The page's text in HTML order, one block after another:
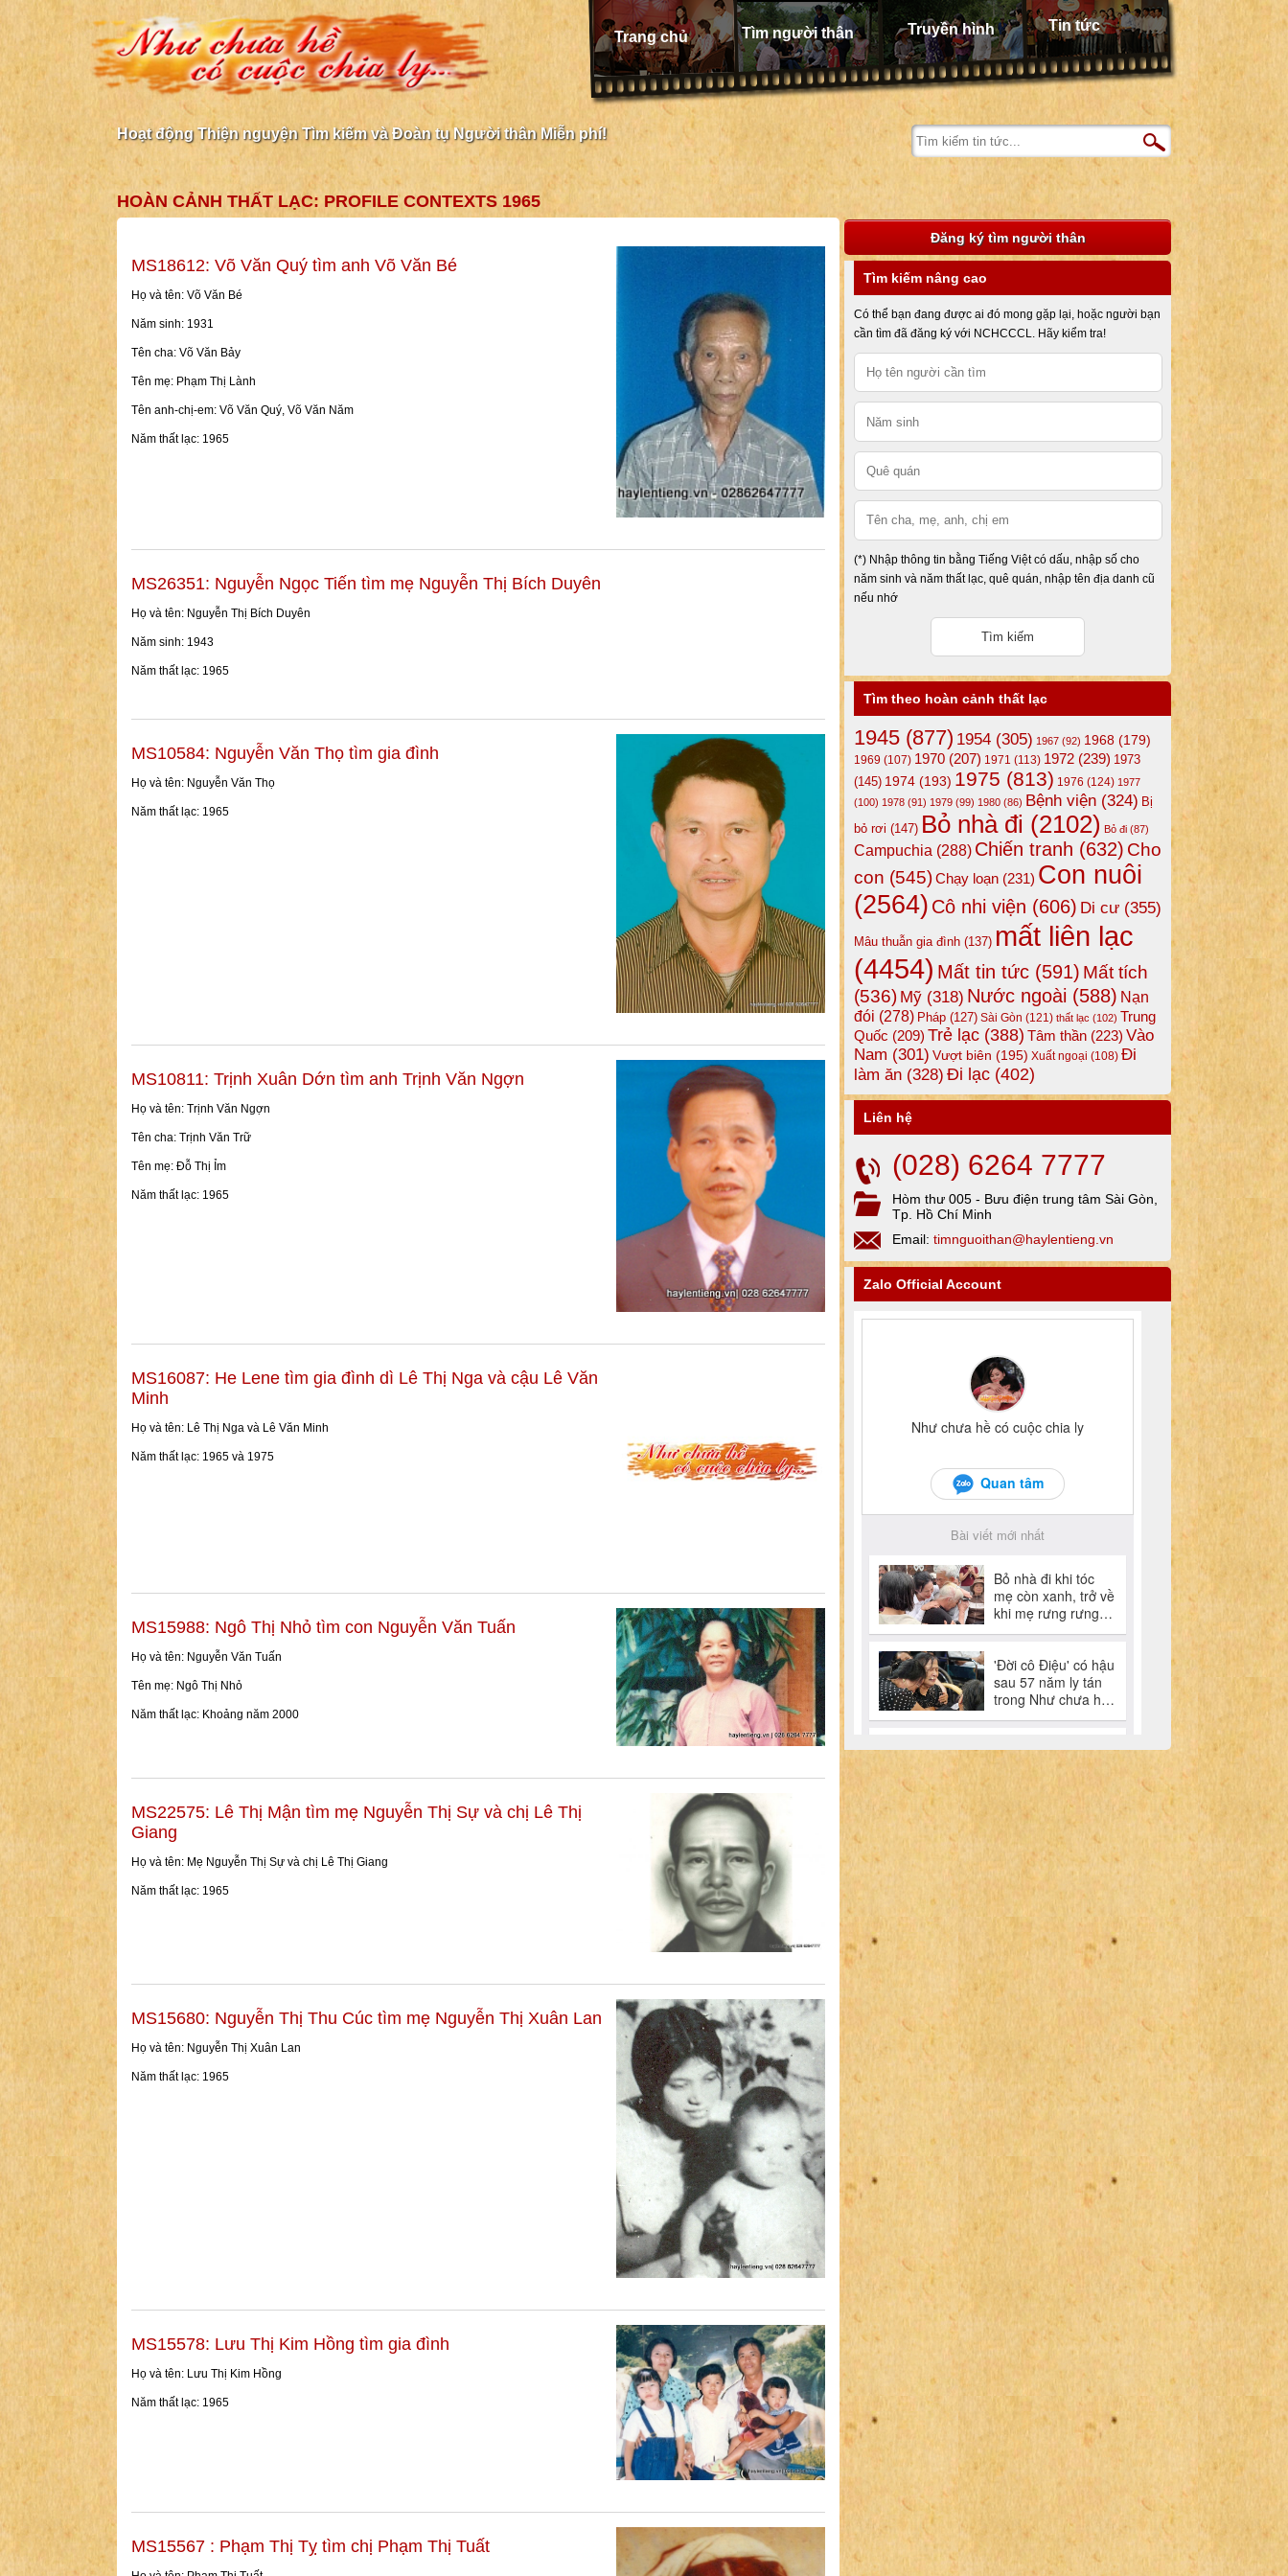
Trang chủ Tìm người thân Truyền hình Tin tức
Hoạt động Thiện nguyện Tìm kiếm và Đoàn tụ Người thân Miễn phí!
HOÀN CẢNH THẤT LẠC: PROFILE CONTEXTS 1965
MS18612: Võ Văn Quý tìm anh Võ Văn Bé
Họ và tên: Võ Văn Bé
Năm sinh: 1931
Tên cha: Võ Văn Bảy
Tên mẹ: Phạm Thị Lành
Tên anh-chị-em: Võ Văn Quý, Võ Văn Năm
Năm thất lạc: 1965
MS26351: Nguyễn Ngọc Tiến tìm mẹ Nguyễn Thị Bích Duyên
Họ và tên: Nguyễn Thị Bích Duyên
Năm sinh: 1943
Năm thất lạc: 1965
MS10584: Nguyễn Văn Thọ tìm gia đình
Họ và tên: Nguyễn Văn Thọ
Năm thất lạc: 1965
MS10811: Trịnh Xuân Dớn tìm anh Trịnh Văn Ngợn
Họ và tên: Trịnh Văn Ngợn
Tên cha: Trịnh Văn Trữ
Tên mẹ: Đỗ Thị Ỉm
Năm thất lạc: 1965
MS16087: He Lene tìm gia đình dì Lê Thị Nga và cậu Lê Văn
Minh
Họ và tên: Lê Thị Nga và Lê Văn Minh
Năm thất lạc: 1965 và 1975
MS15988: Ngô Thị Nhỏ tìm con Nguyễn Văn Tuấn
Họ và tên: Nguyễn Văn Tuấn
Tên mẹ: Ngô Thị Nhỏ
Năm thất lạc: Khoảng năm 2000
MS22575: Lê Thị Mận tìm mẹ Nguyễn Thị Sự và chị Lê Thị
Giang
Họ và tên: Mẹ Nguyễn Thị Sự và chị Lê Thị Giang
Năm thất lạc: 1965
MS15680: Nguyễn Thị Thu Cúc tìm mẹ Nguyễn Thị Xuân Lan
Họ và tên: Nguyễn Thị Xuân Lan
Năm thất lạc: 1965
MS15578: Lưu Thị Kim Hồng tìm gia đình
Họ và tên: Lưu Thị Kim Hồng
Năm thất lạc: 1965
MS15567 : Phạm Thị Tỵ tìm chị Phạm Thị Tuất
Đăng ký tìm người thân
Tìm kiếm nâng cao
Có thể bạn đang được ai đó mong gặp lại, hoặc người bạn
cần tìm đã đăng ký với NCHCCCL. Hãy kiểm tra!
(*) Nhập thông tin bằng Tiếng Việt có dấu, nhập số cho
năm sinh và năm thất lạc, quê quán, nhập tên địa danh cũ
nếu nhớ
Tìm theo hoàn cảnh thất lạc
1945 (877) 1954 (305) 1967 (92) 1968 (179)
1969 (107) 1970 (207) 1971 (113) 1972 (239) 1973
(145) 1974 (193) 1975 (813) 1976 (124) 1977
(100) 1978 (91) 1979 (99) 1980 (86) Bệnh viện (324) Bị
bỏ rơi (147) Bỏ nhà đi (2102) Bỏ đi (87)
Campuchia (288) Chiến tranh (632) Cho
con (545)Chạy loạn (231) Con nuôi
(2564) Cô nhi viện (606) Di cư (355)
Mâu thuẫn gia đình (137) mất liên lạc
(4454) Mất tin tức (591) Mất tích
(536) Mỹ (318) Nước ngoài (588) Nạn
đói (278) Pháp (127) Sài Gòn (121) thất lạc (102) Trung
Quốc (209) Trẻ lạc (388) Tâm thần (223) Vào
Nam (301) Vượt biên (195) Xuất ngoại (108) Đi
làm ăn (328) Đi lạc (402)
Liên hệ
(028) 6264 7777
Hòm thư 005 - Bưu điện trung tâm Sài Gòn,
Tp. Hồ Chí Minh
Email: timnguoithan@haylentieng.vn
Zalo Official Account